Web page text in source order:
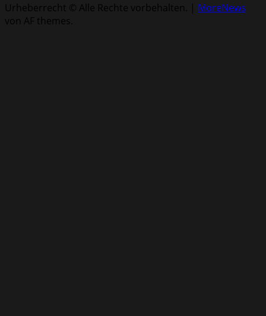
Urheberrecht © Alle Rechte vorbehalten. | MoreNews
von AF themes.